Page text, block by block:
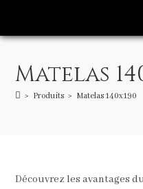
Matelas
> Produits > Matelas 140x190
Découvrez les avantages